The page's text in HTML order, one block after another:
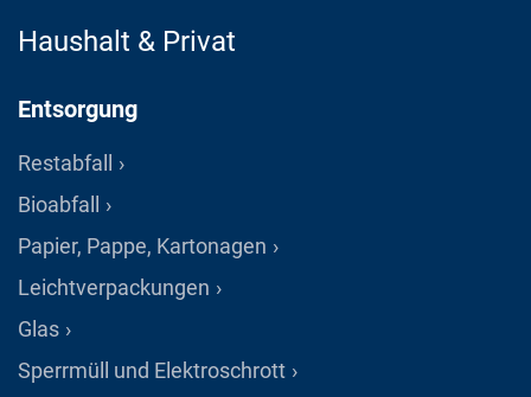
Haushalt & Privat
Entsorgung
Restabfall
Bioabfall
Papier, Pappe, Kartonagen
Leichtverpackungen
Glas
Sperrmüll und Elektroschrott